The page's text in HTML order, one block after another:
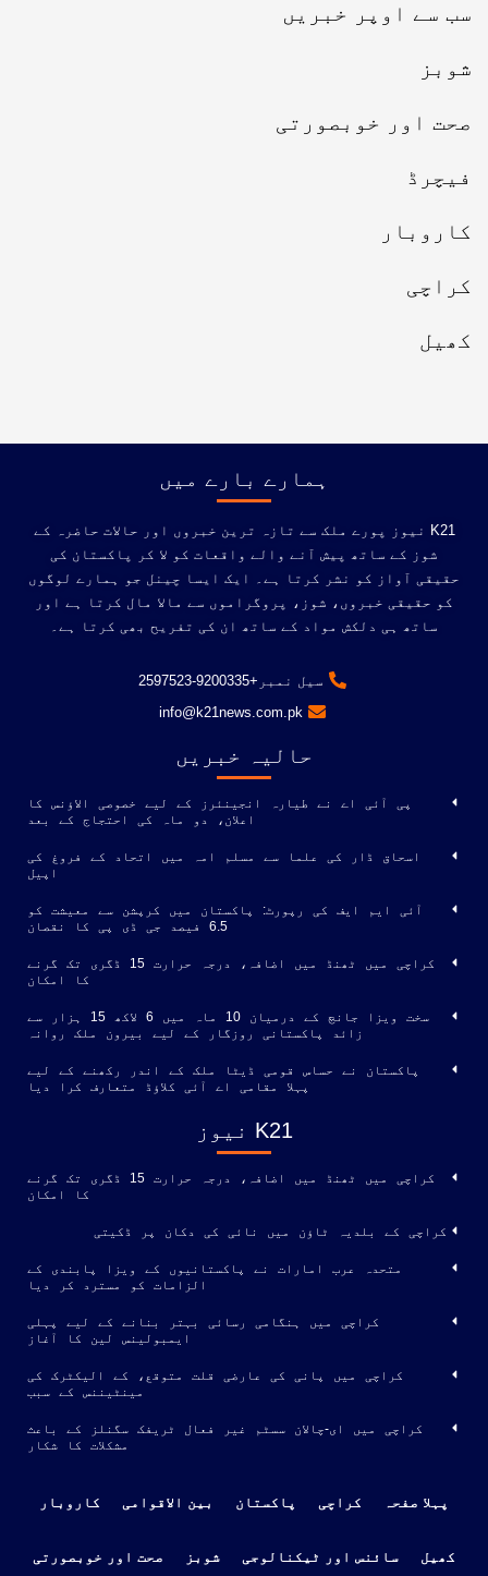
سب سے اوپر خبریں
شوبز
صحت اور خوبصورتی
فیچرڈ
کاروبار
کراچی
کھیل
ہمارے بارے میں
K21 نیوز پورے ملک سے تازہ ترین خبروں اور حالات حاضرہ کے
شوز کے ساتھ پیش آنے والے واقعات کو لا کر پاکستان کی
حقیقی آواز کو نشر کرتا ہے۔ ایک ایسا چینل جو ہمارے لوگوں
کو حقیقی خبروں، شوز، پروگراموں سے مالا مال کرتا ہے اور
ساتھ ہی دلکش مواد کے ساتھ ان کی تفریح ​​بھی کرتا ہے۔
سیل نمبر+9200335-2597523
info@k21news.com.pk
حالیہ خبریں
پی آئی اے نے طیارہ انجینئرز کے لیے خصوصی الاؤنس کا
اعلان، دو ماہ کی احتجاج کے بعد
اسحاق ڈار کی علما سے مسلم امہ میں اتحاد کے فروغ کی
اپیل
آئی ایم ایف کی رپورٹ: پاکستان میں کرپشن سے معیشت کو
6.5 فیصد جی ڈی پی کا نقصان
کراچی میں ٹھنڈ میں اضافہ، درجہ حرارت 15 ڈگری تک گرنے
کا امکان
سخت ویزا جانچ کے درمیان 10 ماہ میں 6 لاکھ 15 ہزار سے
زائد پاکستانی روزگار کے لیے بیرون ملک روانہ
پاکستان نے حساس قومی ڈیٹا ملک کے اندر رکھنے کے لیے
پہلا مقامی اے آئی کلاؤڈ متعارف کرا دیا
K21 نیوز
کراچی میں ٹھنڈ میں اضافہ، درجہ حرارت 15 ڈگری تک گرنے
کا امکان
کراچی کے بلدیہ ٹاؤن میں نائی کی دکان پر ڈکیتی
متحدہ عرب امارات نے پاکستانیوں کے ویزا پابندی کے
الزامات کو مسترد کر دیا
کراچی میں ہنگامی رسائی بہتر بنانے کے لیے پہلی
ایمبولینس لین کا آغاز
کراچی میں پانی کی عارضی قلت متوقع، کے الیکٹرک کی
مینٹیننس کے سبب
کراچی میں ای-چالان سسٹم غیر فعال ٹریفک سگنلز کے باعث
مشکلات کا شکار
پہلا صفحہ کراچی پاکستان بین الاقوامی کاروبار
کھیل سائنس اور ٹیکنالوجی شوبز صحت اور خوبصورتی